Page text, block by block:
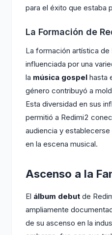
para el éxito que estaba
La Formación de
La formación artística de
influenciada por una
la música gospel hasta
género contribuyó a
Esta diversidad en sus
permitió a Redimi2
audiencia y
en la escena musical.
Ascenso a la
El álbum debut de
ampliamente
de su ascenso en la